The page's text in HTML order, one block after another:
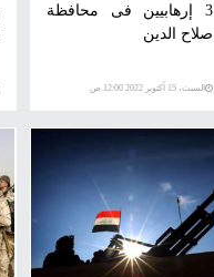
3 إرهابيين فى محافظة
صلاح الدين
السبت، 15 أكتوبر 2022 12:00 ص